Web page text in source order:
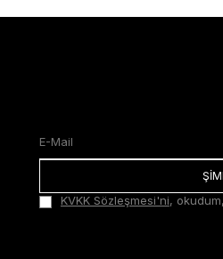
KVKK Sözleşmesi'ni,